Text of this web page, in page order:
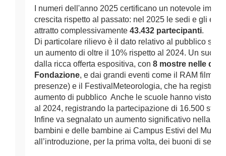
I numeri dell'anno 2025 certificano un notevole
crescita rispetto al passato: nel 2025 le sedi e gli
attratto complessivamente 43.432 partecipanti.
Di particolare rilievo è il dato relativo al pubblico
un aumento di oltre il 10% rispetto al 2024. Un
dalla ricca offerta espositiva, con 8 mostre nelle due
Fondazione, e dai grandi eventi come il RAM film
presenze) e il FestivalMeteorologia, che ha
aumento di pubblico  Anche le scuole hanno visto un
al 2024, registrando la partecipazione di 16.500
Infine va segnalato un aumento significativo nella
bambini e delle bambine ai Campus Estivi del
all’introduzione, per la prima volta, dei buoni di